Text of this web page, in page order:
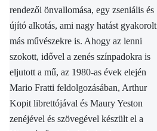
rendezői önvallomása, egy zseniális és
újító alkotás, ami nagy hatást gyakorolt
más művészekre is. Ahogy az lenni
szokott, idővel a zenés színpadokra is
eljutott a mű, az 1980-as évek elején
Mario Fratti feldolgozásában, Arthur
Kopit librettójával és Maury Yeston
zenéjével és szövegével készült el a